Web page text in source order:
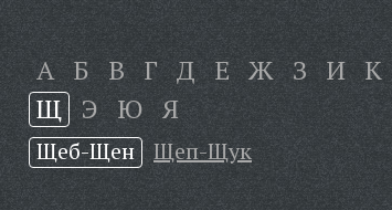
А Б В Г Д Е Ж З И К
Щ Э Ю Я
Щеб-Щен Щеп-Щук